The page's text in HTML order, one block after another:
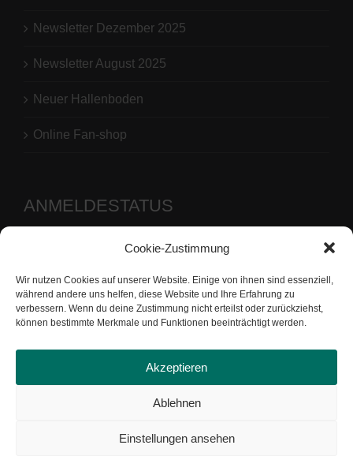
Cookie-Zustimmung
Wir nutzen Cookies auf unserer Website. Einige von ihnen sind essenziell,
während andere uns helfen, diese Website und Ihre Erfahrung zu
verbessern. Wenn du deine Zustimmung nicht erteilst oder zurückziehst,
können bestimmte Merkmale und Funktionen beeinträchtigt werden.
Akzeptieren
Ablehnen
Einstellungen ansehen
Newsletter Dezember 2025
Newsletter August 2025
Neuer Hallenboden
Online Fan-shop
ANMELDESTATUS
Benutzername oder E-Mail-Adresse
Passwort